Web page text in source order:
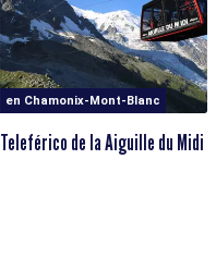
en Chamonix-Mont-Blanc
Teleférico de la Aiguille du Midi